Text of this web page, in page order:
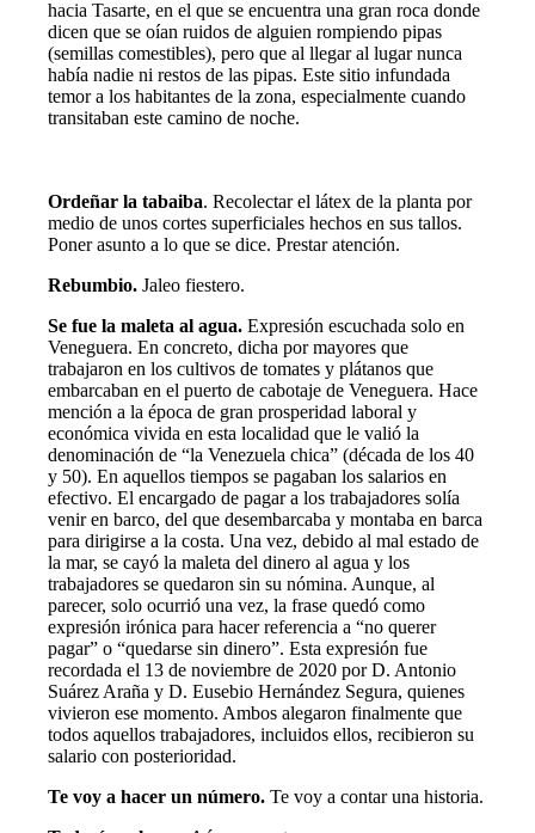
hacia Tasarte, en el que se encuentra una gran roca donde
dicen que se oían ruidos de alguien rompiendo pipas
(semillas comestibles), pero que al llegar al lugar nunca
había nadie ni restos de las pipas. Este sitio infundada
temor a los habitantes de la zona, especialmente cuando
transitaban este camino de noche.
Ordeñar la tabaiba. Recolectar el látex de la planta por
medio de unos cortes superficiales hechos en sus tallos.
Poner asunto a lo que se dice. Prestar atención.
Rebumbio. Jaleo fiestero.
Se fue la maleta al agua. Expresión escuchada solo en
Veneguera. En concreto, dicha por mayores que
trabajaron en los cultivos de tomates y plátanos que
embarcaban en el puerto de cabotaje de Veneguera. Hace
mención a la época de gran prosperidad laboral y
económica vivida en esta localidad que le valió la
denominación de “la Venezuela chica” (década de los 40
y 50). En aquellos tiempos se pagaban los salarios en
efectivo. El encargado de pagar a los trabajadores solía
venir en barco, del que desembarcaba y montaba en barca
para dirigirse a la costa. Una vez, debido al mal estado de
la mar, se cayó la maleta del dinero al agua y los
trabajadores se quedaron sin su nómina. Aunque, al
parecer, solo ocurrió una vez, la frase quedó como
expresión irónica para hacer referencia a “no querer
pagar” o “quedarse sin dinero”. Esta expresión fue
recordada el 13 de noviembre de 2020 por D. Antonio
Suárez Araña y D. Eusebio Hernández Segura, quienes
vivieron ese momento. Ambos alegaron finalmente que
todos aquellos trabajadores, incluidos ellos, recibieron su
salario con posterioridad.
Te voy a hacer un número. Te voy a contar una historia.